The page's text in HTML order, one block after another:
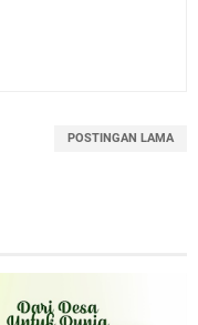
POSTINGAN LAMA